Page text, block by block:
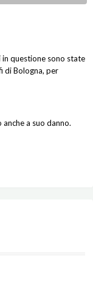
in questione sono state
di Bologna, per
a suo danno.